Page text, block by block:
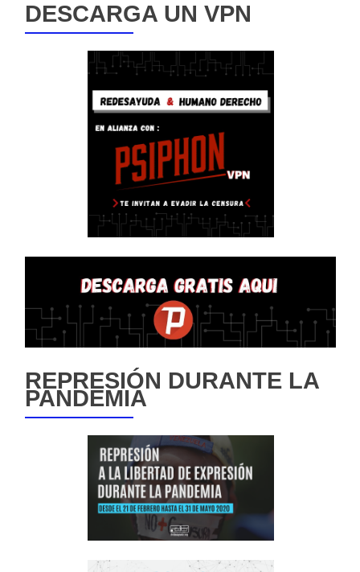
DESCARGA UN VPN
REPRESIÓN DURANTE LA
PANDEMIA